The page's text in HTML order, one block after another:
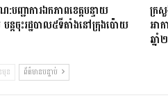
:បញ្ជាការឯកភាពខេត្តបន្ទាយ
ន្តចុះរដ្ឋបាល៥ទីតាំងនៅក្រុងប៉ោយ
ក្រ
អា
ឆ្ន
មុន ព័ត៌មានបន្ទាប់